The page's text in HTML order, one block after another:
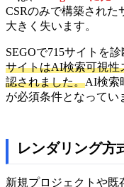
CSRのみで構築され
大きく失います。
SEGOで715サイトを
サイトはAI検索可視性
認されました。AI検索
が必須条件となってい
レンダリング方
新規プロジェクトや